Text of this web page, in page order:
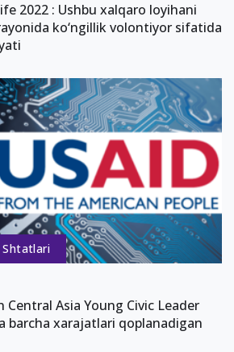
2022 : Ushbu xalqaro loyihani
ko‘ngillik volontiyor sifatida
Shtatlari
Asia Young Civic Leader
barcha xarajatlari qoplanadigan